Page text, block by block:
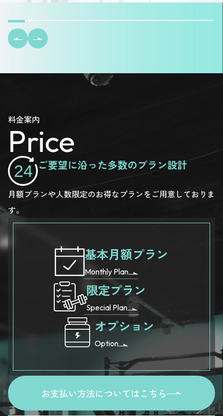
料金案内
Price
ご要望に沿った多数のプラン設計
月額プランや人数限定のお得なプランをご用意しておりま
す。
基本月額プラン
Monthly Plan
限定プラン
Special Plan
オプション
Option
お支払い方法についてはこちら